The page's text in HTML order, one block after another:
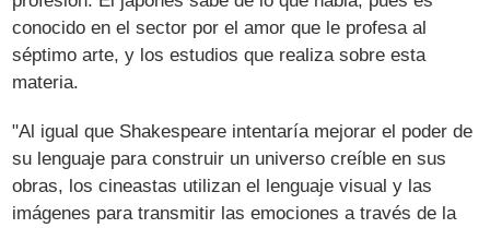
conocido en el sector por el amor que le profesa al
séptimo arte, y los estudios que realiza sobre esta
materia.
"Al igual que Shakespeare intentaría mejorar el poder de
su lenguaje para construir un universo creíble en sus
obras, los cineastas utilizan el lenguaje visual y las
imágenes para transmitir las emociones a través de la